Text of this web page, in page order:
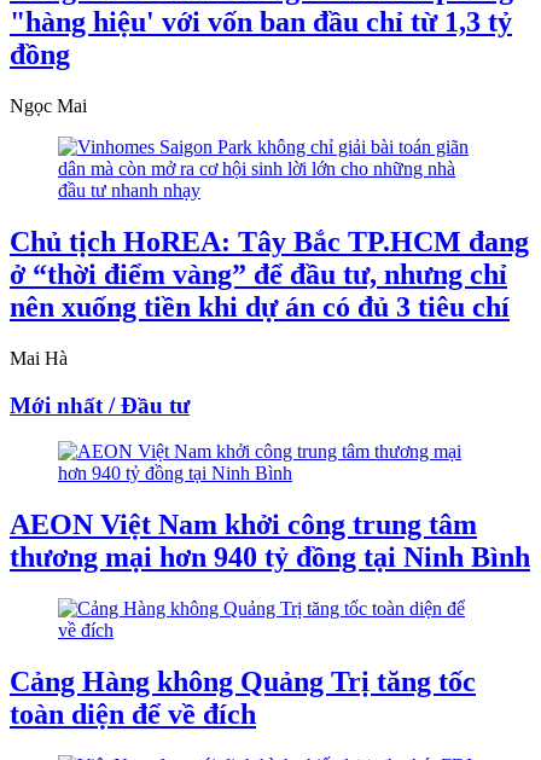
"hàng hiệu' với vốn ban đầu chỉ từ 1,3 tỷ
đồng
Ngọc Mai
Chủ tịch HoREA: Tây Bắc TP.HCM đang
ở “thời điểm vàng” để đầu tư, nhưng chỉ
nên xuống tiền khi dự án có đủ 3 tiêu chí
Mai Hà
Mới nhất / Đầu tư
AEON Việt Nam khởi công trung tâm
thương mại hơn 940 tỷ đồng tại Ninh Bình
Cảng Hàng không Quảng Trị tăng tốc
toàn diện để về đích